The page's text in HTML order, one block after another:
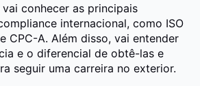
conhecer as principais
internacional, como ISO
CPC-A. Além disso, vai entender
e o diferencial de obtê-las e
seguir uma carreira no exterior.